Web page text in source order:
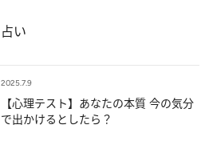
占い
2025.7.9
【心理テスト】あなたの本質 今の気分
で出かけるとしたら？